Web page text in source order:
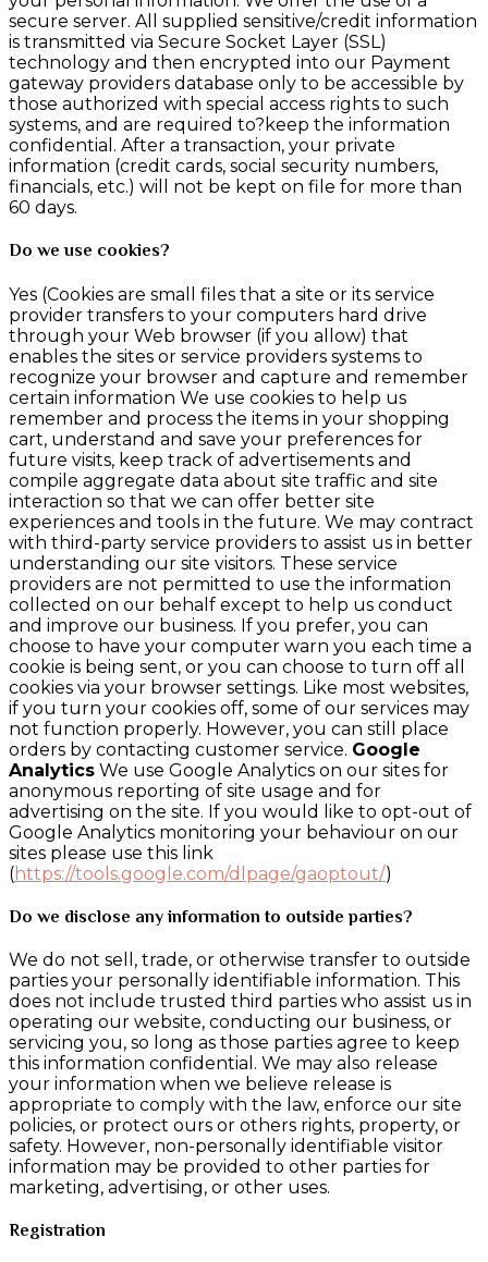
secure server. All supplied sensitive/credit information
is transmitted via Secure Socket Layer (SSL)
technology and then encrypted into our Payment
gateway providers database only to be accessible by
those authorized with special access rights to such
systems, and are required to?keep the information
confidential. After a transaction, your private
information (credit cards, social security numbers,
financials, etc.) will not be kept on file for more than
60 days.
Do we use cookies?
Yes (Cookies are small files that a site or its service
provider transfers to your computers hard drive
through your Web browser (if you allow) that
enables the sites or service providers systems to
recognize your browser and capture and remember
certain information We use cookies to help us
remember and process the items in your shopping
cart, understand and save your preferences for
future visits, keep track of advertisements and
compile aggregate data about site traffic and site
interaction so that we can offer better site
experiences and tools in the future. We may contract
with third-party service providers to assist us in better
understanding our site visitors. These service
providers are not permitted to use the information
collected on our behalf except to help us conduct
and improve our business. If you prefer, you can
choose to have your computer warn you each time a
cookie is being sent, or you can choose to turn off all
cookies via your browser settings. Like most websites,
if you turn your cookies off, some of our services may
not function properly. However, you can still place
orders by contacting customer service. Google
Analytics We use Google Analytics on our sites for
anonymous reporting of site usage and for
advertising on the site. If you would like to opt-out of
Google Analytics monitoring your behaviour on our
sites please use this link
(https://tools.google.com/dlpage/gaoptout/)
Do we disclose any information to outside parties?
We do not sell, trade, or otherwise transfer to outside
parties your personally identifiable information. This
does not include trusted third parties who assist us in
operating our website, conducting our business, or
servicing you, so long as those parties agree to keep
this information confidential. We may also release
your information when we believe release is
appropriate to comply with the law, enforce our site
policies, or protect ours or others rights, property, or
safety. However, non-personally identifiable visitor
information may be provided to other parties for
marketing, advertising, or other uses.
Registration